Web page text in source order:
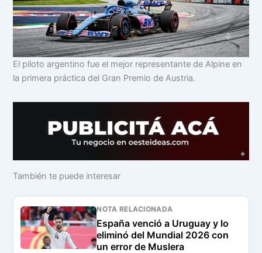
El piloto argentino fue el mejor representante de Alpine en
la primera práctica del Gran Premio de Austria.
También te puede interesar
NOTA RELACIONADA
España venció a Uruguay y lo
eliminó del Mundial 2026 con
un error de Muslera